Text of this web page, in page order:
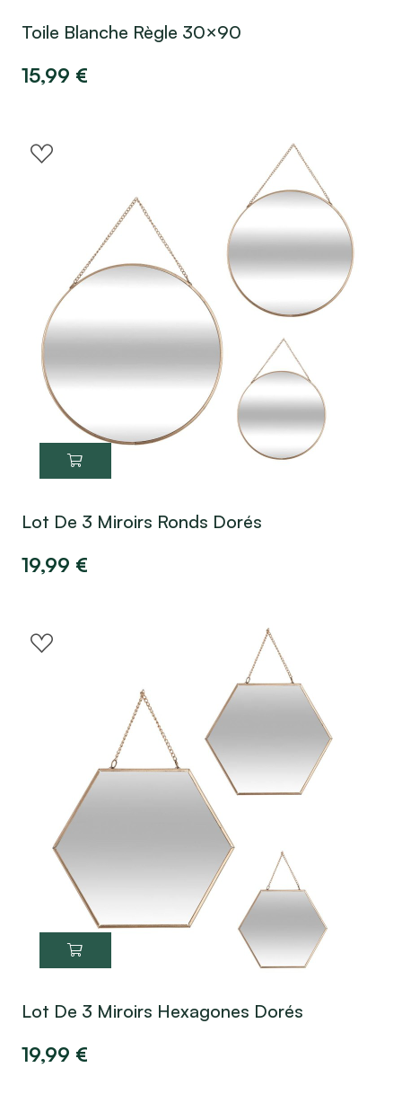
Toile Blanche Règle 30×90
15,99 €
Lot De 3 Miroirs Ronds Dorés
19,99 €
Lot De 3 Miroirs Hexagones Dorés
19,99 €